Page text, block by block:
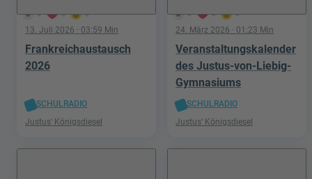
3 0 0
13. Juli 2026 · 03:59 Min
Frankreichaustausch
2026
SCHULRADIO
Justus' Königsdiesel
5 0 0
24. März 2026 · 01:23 Min
Veranstaltungskalender
des Justus-von-Liebig-
Gymnasiums
SCHULRADIO
Justus' Königsdiesel